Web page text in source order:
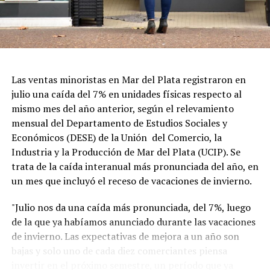
Las ventas minoristas en Mar del Plata registraron en
julio una caída del 7% en unidades físicas respecto al
mismo mes del año anterior, según el relevamiento
mensual del Departamento de Estudios Sociales y
Económicos (DESE) de la Unión del Comercio, la
Industria y la Producción de Mar del Plata (UCIP). Se
trata de la caída interanual más pronunciada del año, en
un mes que incluyó el receso de vacaciones de invierno.
"Julio nos da una caída más pronunciada, del 7%, luego
de la que ya habíamos anunciado durante las vacaciones
de invierno. Las expectativas de mejora a un año son
bajas y solo uno de cada diez comerciantes piensa